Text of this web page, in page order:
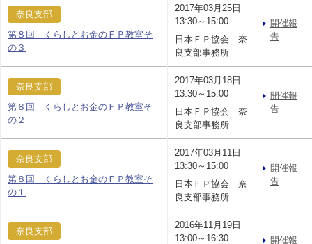
奈良支部
第８回 くらしとお金のＦＰ教室そ
の３
2017年03月25日
13:30～15:00
日本ＦＰ協会 奈
良支部事務所
開催報
告
奈良支部
第８回 くらしとお金のＦＰ教室そ
の２
2017年03月18日
13:30～15:00
日本ＦＰ協会 奈
良支部事務所
開催報
告
奈良支部
第８回 くらしとお金のＦＰ教室そ
の１
2017年03月11日
13:30～15:00
日本ＦＰ協会 奈
良支部事務所
開催報
告
奈良支部
2016年11月19日
13:00～16:30
開催報